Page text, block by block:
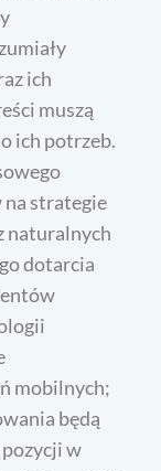
ich
muszą
ich potrzeb.
na strategie
naturalnych
dotarcia
mobilnych;
będą
w